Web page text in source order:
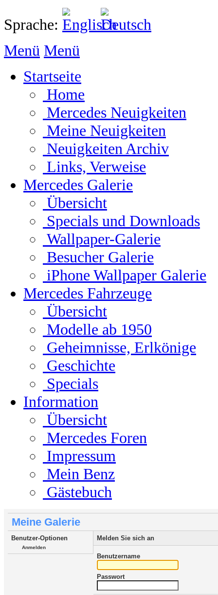
Sprache:
Menü Menü
Startseite
Home
Mercedes Neuigkeiten
Meine Neuigkeiten
Neuigkeiten Archiv
Links, Verweise
Mercedes Galerie
Übersicht
Specials und Downloads
Wallpaper-Galerie
Besucher Galerie
iPhone Wallpaper Galerie
Mercedes Fahrzeuge
Übersicht
Modelle ab 1950
Geheimnisse, Erlkönige
Geschichte
Specials
Information
Übersicht
Mercedes Foren
Impressum
Mein Benz
Gästebuch
Meine Galerie
Benutzer-Optionen
Anmelden
Melden Sie sich an
Benutzername
Passwort